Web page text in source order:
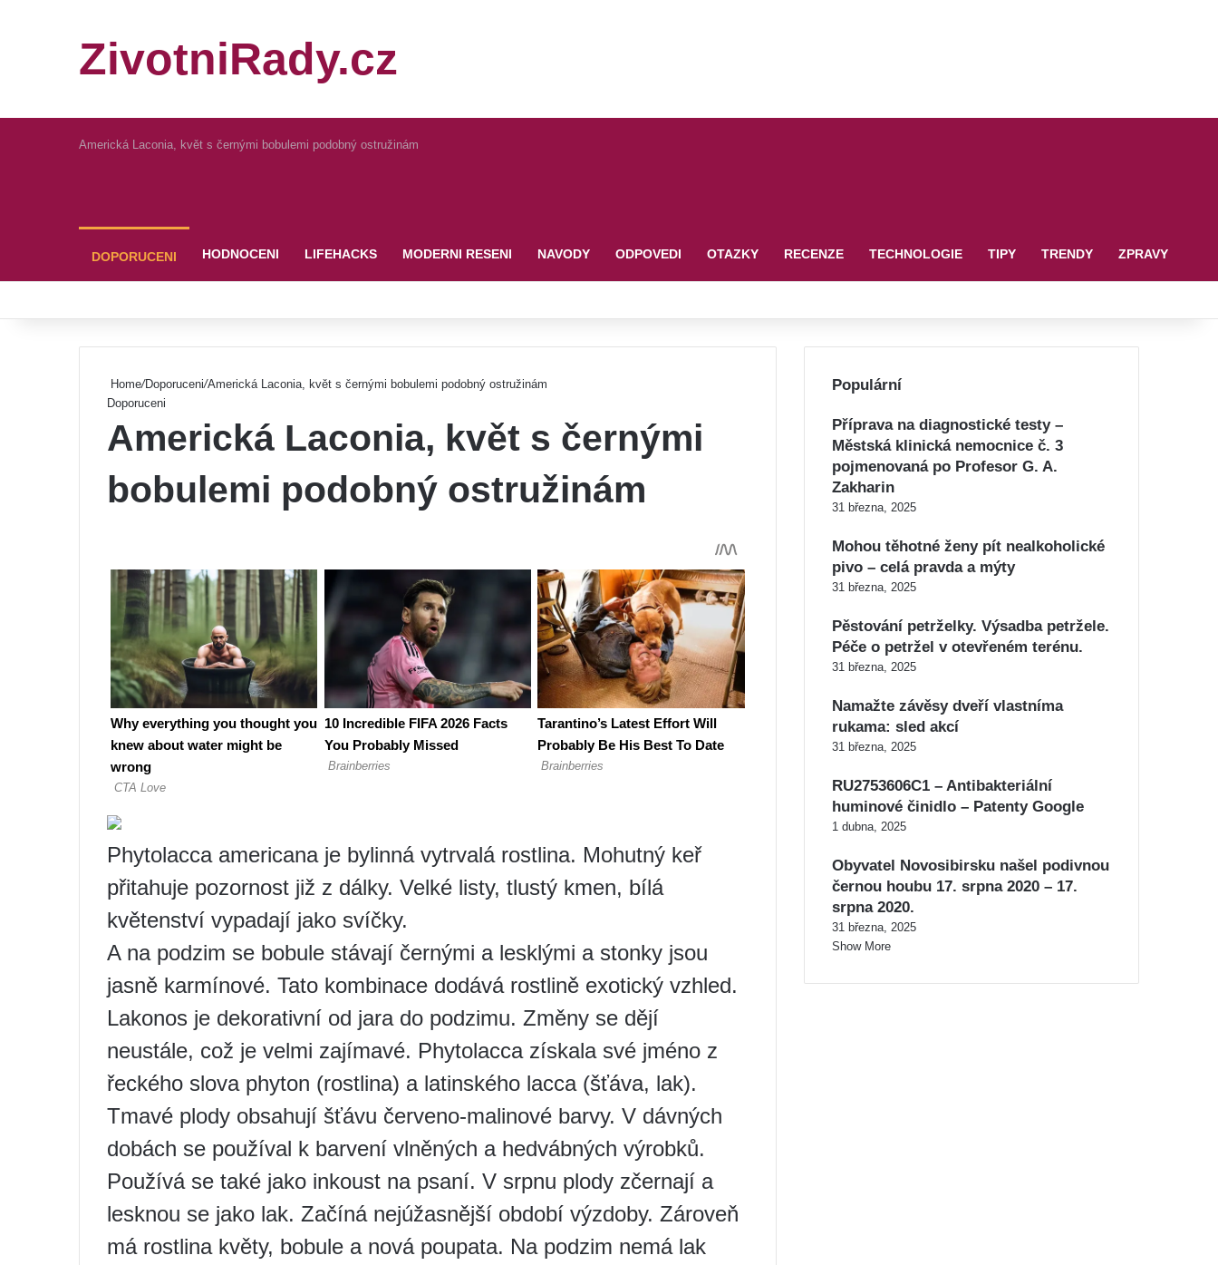
ZivotniRady.cz
Americká Laconia, květ s černými bobulemi podobný ostružinám
DOPORUCENI HODNOCENI LIFEHACKS MODERNI RESENI NAVODY ODPOVEDI OTAZKY RECENZE TECHNOLOGIE TIPY TRENDY ZPRAVY
Home/Doporuceni/Americká Laconia, květ s černými bobulemi podobný ostružinám
Doporuceni
Americká Laconia, květ s černými
bobulemi podobný ostružinám
Phytolacca americana je bylinná vytrvalá rostlina. Mohutný keř
přitahuje pozornost již z dálky. Velké listy, tlustý kmen, bílá
květenství vypadají jako svíčky.
A na podzim se bobule stávají černými a lesklými a stonky jsou
jasně karmínové. Tato kombinace dodává rostlině exotický vzhled.
Lakonos je dekorativní od jara do podzimu. Změny se dějí
neustále, což je velmi zajímavé. Phytolacca získala své jméno z
řeckého slova phyton (rostlina) a latinského lacca (šťáva, lak).
Tmavé plody obsahují šťávu červeno-malinové barvy. V dávných
dobách se používal k barvení vlněných a hedvábných výrobků.
Používá se také jako inkoust na psaní. V srpnu plody zčernají a
lesknou se jako lak. Začíná nejúžasnější období výzdoby. Zároveň
má rostlina květy, bobule a nová poupata. Na podzim nemá lak
Populární
Příprava na diagnostické testy –
Městská klinická nemocnice č. 3
pojmenovaná po Profesor G. A.
Zakharin
31 března, 2025
Mohou těhotné ženy pít nealkoholické
pivo – celá pravda a mýty
31 března, 2025
Pěstování petrželky. Výsadba petržele.
Péče o petržel v otevřeném terénu.
31 března, 2025
Namažte závěsy dveří vlastníma
rukama: sled akcí
31 března, 2025
RU2753606C1 – Antibakteriální
huminové činidlo – Patenty Google
1 dubna, 2025
Obyvatel Novosibirsku našel podivnou
černou houbu 17. srpna 2020 – 17.
srpna 2020.
31 března, 2025
Show More